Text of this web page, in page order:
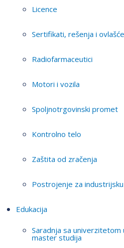
Licence
Sertifikati, rešenja i
Radiofarmaceutici
Motori i vozila
Spoljnotrgovinski promet
Kontrolno telo
Zaštita od zračenja
Postrojenje za
Edukacija
Saradnja sa
master studija